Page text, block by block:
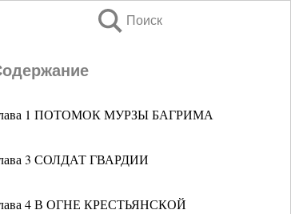
Поиск
1 ПОТОМОК МУРЗЫ БАГРИМА
3 СОЛДАТ ГВАРДИИ
4 В ОГНЕ КРЕСТЬЯНСКОЙ